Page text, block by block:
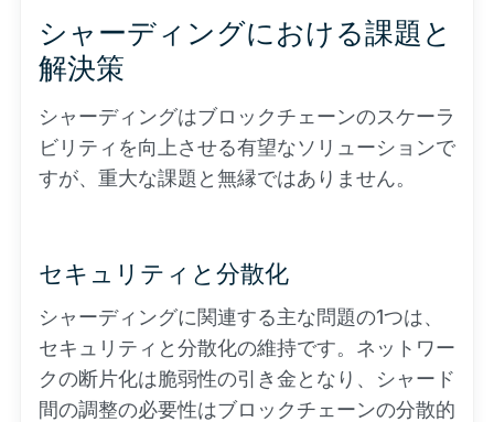
シャーディングにおける課題と
解決策
シャーディングはブロックチェーンのスケーラ
ビリティを向上させる有望なソリューションで
すが、重大な課題と無縁ではありません。
セキュリティと分散化
シャーディングに関連する主な問題の1つは、
セキュリティと分散化の維持です。ネットワー
クの断片化は脆弱性の引き金となり、シャード
間の調整の必要性はブロックチェーンの分散的